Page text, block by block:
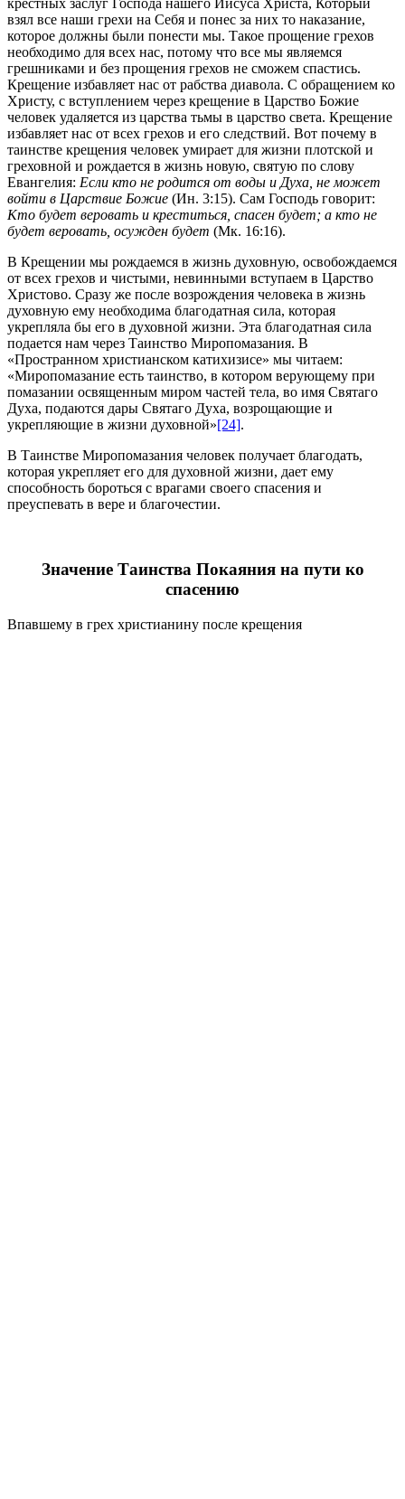
взял все наши грехи на Себя и понес за них то наказание,
которое должны были понести мы. Такое прощение грехов
необходимо для всех нас, потому что все мы являемся
грешниками и без прощения грехов не сможем спастись.
Крещение избавляет нас от рабства диавола. С обращением ко
Христу, с вступлением через крещение в Царство Божие
человек удаляется из царства тьмы в царство света. Крещение
избавляет нас от всех грехов и его следствий. Вот почему в
таинстве крещения человек умирает для жизни плотской и
греховной и рождается в жизнь новую, святую по слову
Евангелия: Если кто не родится от воды и Духа, не может
войти в Царствие Божие (Ин. 3:15). Сам Господь говорит:
Кто будет веровать и креститься, спасен будет; а кто не
будет веровать, осужден будет (Мк. 16:16).
В Крещении мы рождаемся в жизнь духовную, освобождаемся
от всех грехов и чистыми, невинными вступаем в Царство
Христово. Сразу же после возрождения человека в жизнь
духовную ему необходима благодатная сила, которая
укрепляла бы его в духовной жизни. Эта благодатная сила
подается нам через Таинство Миропомазания. В
«Пространном христианском катихизисе» мы читаем:
«Миропомазание есть таинство, в котором верующему при
помазании освященным миром частей тела, во имя Святаго
Духа, подаются дары Святаго Духа, возрощающие и
укрепляющие в жизни духовной»[24].
В Таинстве Миропомазания человек получает благодать,
которая укрепляет его для духовной жизни, дает ему
способность бороться с врагами своего спасения и
преуспевать в вере и благочестии.
Значение Таинства Покаяния на пути ко
спасению
Впавшему в грех христианину после крещения